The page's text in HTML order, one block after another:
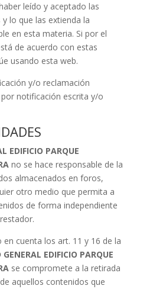
leído y aceptado las
lo que las extienda la
en esta materia. Si por el
de acuerdo con estas
usando esta web.
y/o reclamación
notificación escrita y/o
EDIFICIO PARQUE
no se hace responsable de la
almacenados en foros,
otro medio que permita a
de forma independiente
cuenta los art. 11 y 16 de la
EDIFICIO PARQUE
se compromete a la retirada
aquellos contenidos que